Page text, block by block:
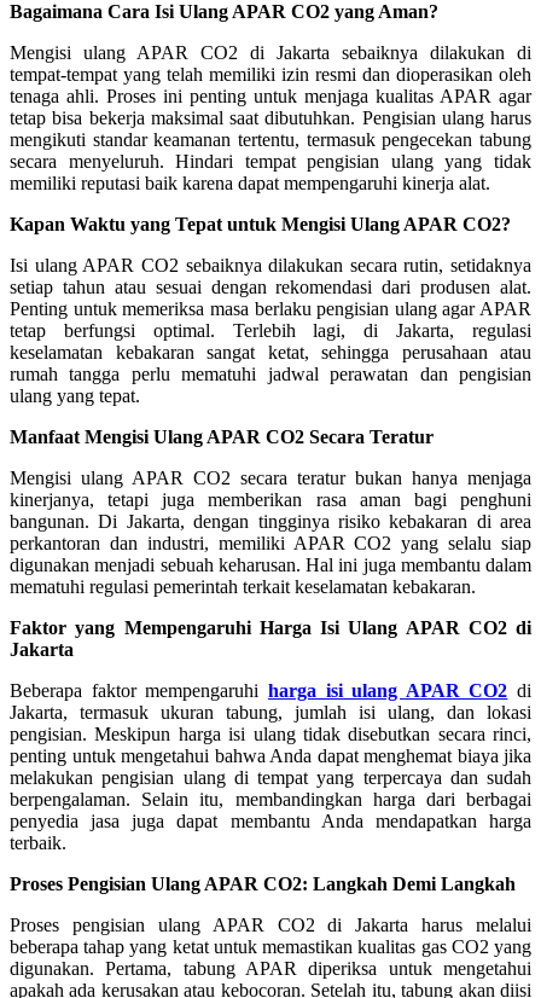
Bagaimana Cara Isi Ulang APAR CO2 yang Aman?
Mengisi ulang APAR CO2 di Jakarta sebaiknya dilakukan di
tempat-tempat yang telah memiliki izin resmi dan dioperasikan oleh
tenaga ahli. Proses ini penting untuk menjaga kualitas APAR agar
tetap bisa bekerja maksimal saat dibutuhkan. Pengisian ulang harus
mengikuti standar keamanan tertentu, termasuk pengecekan tabung
secara menyeluruh. Hindari tempat pengisian ulang yang tidak
memiliki reputasi baik karena dapat mempengaruhi kinerja alat.
Kapan Waktu yang Tepat untuk Mengisi Ulang APAR CO2?
Isi ulang APAR CO2 sebaiknya dilakukan secara rutin, setidaknya
setiap tahun atau sesuai dengan rekomendasi dari produsen alat.
Penting untuk memeriksa masa berlaku pengisian ulang agar APAR
tetap berfungsi optimal. Terlebih lagi, di Jakarta, regulasi
keselamatan kebakaran sangat ketat, sehingga perusahaan atau
rumah tangga perlu mematuhi jadwal perawatan dan pengisian
ulang yang tepat.
Manfaat Mengisi Ulang APAR CO2 Secara Teratur
Mengisi ulang APAR CO2 secara teratur bukan hanya menjaga
kinerjanya, tetapi juga memberikan rasa aman bagi penghuni
bangunan. Di Jakarta, dengan tingginya risiko kebakaran di area
perkantoran dan industri, memiliki APAR CO2 yang selalu siap
digunakan menjadi sebuah keharusan. Hal ini juga membantu dalam
mematuhi regulasi pemerintah terkait keselamatan kebakaran.
Faktor yang Mempengaruhi Harga Isi Ulang APAR CO2 di
Jakarta
Beberapa faktor mempengaruhi harga isi ulang APAR CO2 di
Jakarta, termasuk ukuran tabung, jumlah isi ulang, dan lokasi
pengisian. Meskipun harga isi ulang tidak disebutkan secara rinci,
penting untuk mengetahui bahwa Anda dapat menghemat biaya jika
melakukan pengisian ulang di tempat yang terpercaya dan sudah
berpengalaman. Selain itu, membandingkan harga dari berbagai
penyedia jasa juga dapat membantu Anda mendapatkan harga
terbaik.
Proses Pengisian Ulang APAR CO2: Langkah Demi Langkah
Proses pengisian ulang APAR CO2 di Jakarta harus melalui
beberapa tahap yang ketat untuk memastikan kualitas gas CO2 yang
digunakan. Pertama, tabung APAR diperiksa untuk mengetahui
apakah ada kerusakan atau kebocoran. Setelah itu, tabung akan diisi